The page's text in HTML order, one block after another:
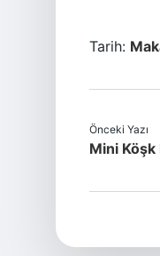
Tarih:
Önceki Yazı
Mini Köşk